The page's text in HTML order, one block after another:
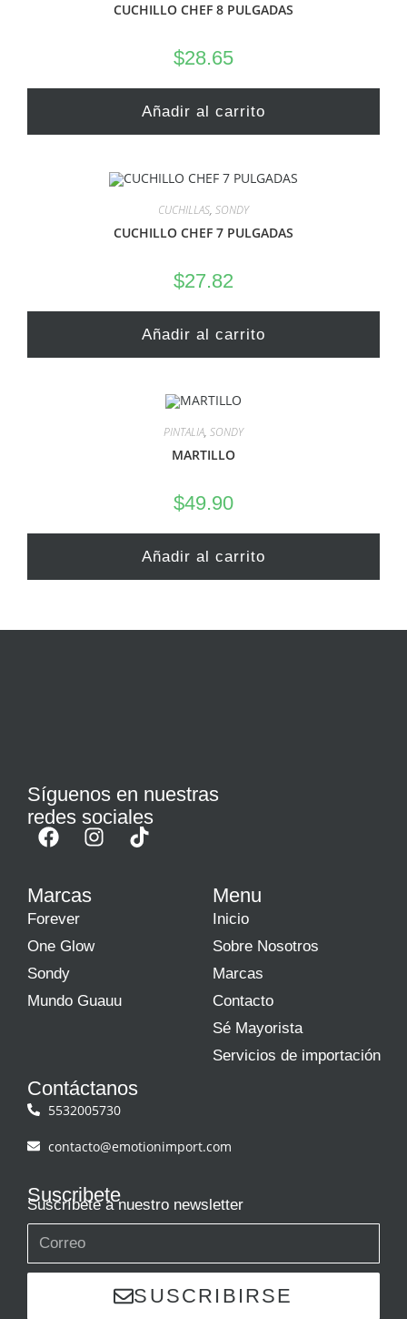
CUCHILLO CHEF 8 PULGADAS
$28.65
Añadir al carrito
CUCHILLAS, SONDY
CUCHILLO CHEF 7 PULGADAS
$27.82
Añadir al carrito
PINTALIA, SONDY
MARTILLO
$49.90
Añadir al carrito
Síguenos en nuestras
redes sociales
Marcas
Forever
One Glow
Sondy
Mundo Guauu
Menu
Inicio
Sobre Nosotros
Marcas
Contacto
Sé Mayorista
Servicios de importación
Contáctanos
5532005730
contacto@emotionimport.com
Suscribete
Suscríbete a nuestro newsletter
SUSCRIBIRSE